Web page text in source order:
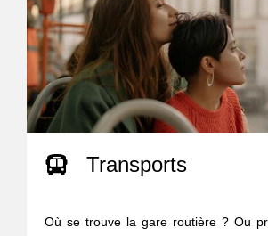
Transports
Où se trouve la gare routière ? Ou